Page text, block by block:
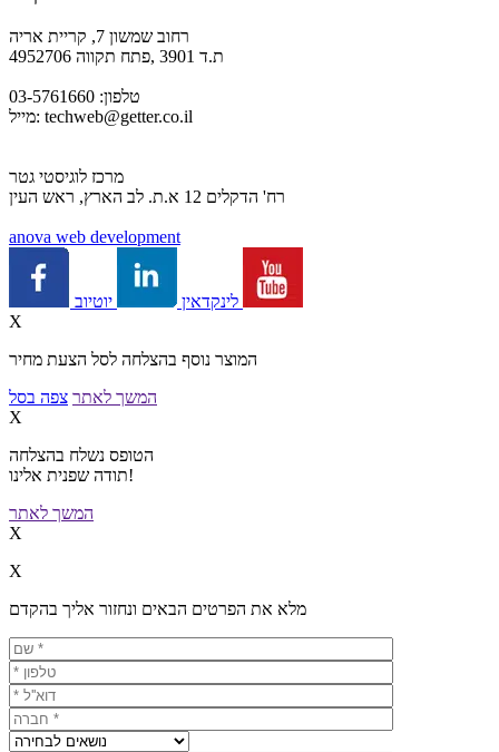
רחוב שמשון 7, קריית אריה
ת.ד 3901 ,פתח תקווה 4952706
טלפון: 03-5761660
מייל: techweb@getter.co.il
מרכז לוגיסטי גטר
רח' הדקלים 12 א.ת. לב הארץ, ראש העין
anova web development
לינקדאין
X
המוצר נוסף בהצלחה לסל הצעת מחיר
המשך לאתר צפה בסל
X
הטופס נשלח בהצלחה
תודה שפנית אלינו!
המשך לאתר
X
X
מלא את הפרטים הבאים ונחזור אליך בהקדם